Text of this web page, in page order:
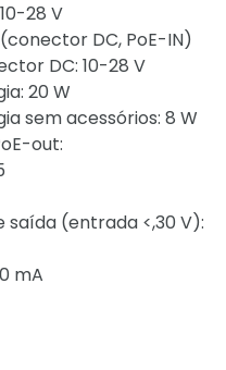
28 V
DC, PoE-IN)
DC: 10-28 V
20 W
sem acessórios: 8 W
out:
(entrada <,30 V):
mA